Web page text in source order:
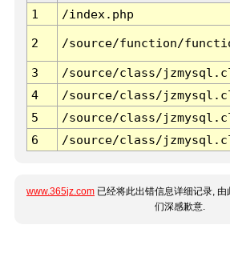
1
/index.php
2 /source/function/
3 /source/class/
4
/source/class/
5
/source/class/
6
/source/class/
www.365jz.com 已经将此出错信息详细记录,
们深感歉意.